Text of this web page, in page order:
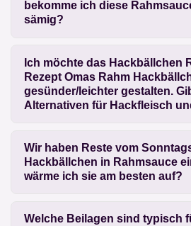
bekomme ich diese
sämig?
Ich möchte das Hackbällchen
Rezept Omas Rahm
gesünder/leichter gestalten.
Alternativen für Hackfleisch
Wir haben Reste vom
Hackbällchen in Rahmsauce
wärme ich sie am besten auf?
Welche Beilagen sind typisch